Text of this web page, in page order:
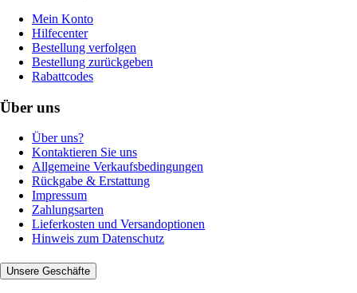
Mein Konto
Hilfecenter
Bestellung verfolgen
Bestellung zurückgeben
Rabattcodes
Über uns
Über uns?
Kontaktieren Sie uns
Allgemeine Verkaufsbedingungen
Rückgabe & Erstattung
Impressum
Zahlungsarten
Lieferkosten und Versandoptionen
Hinweis zum Datenschutz
Unsere Geschäfte